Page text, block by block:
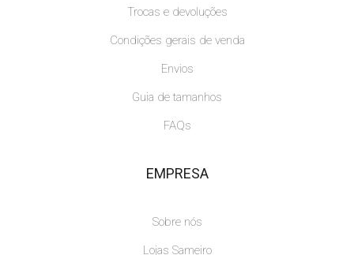
Trocas e devoluções
Condições gerais de venda
Envios
Guia de tamanhos
FAQs
EMPRESA
Sobre nós
Lojas Sameiro